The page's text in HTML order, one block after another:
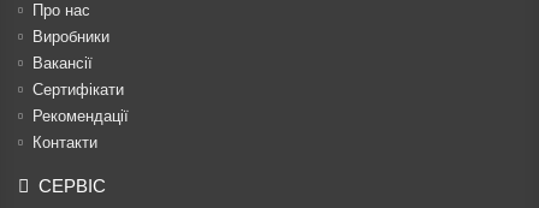
Про нас
Виробники
Вакансії
Сертифікати
Рекомендації
Контакти
СЕРВІС